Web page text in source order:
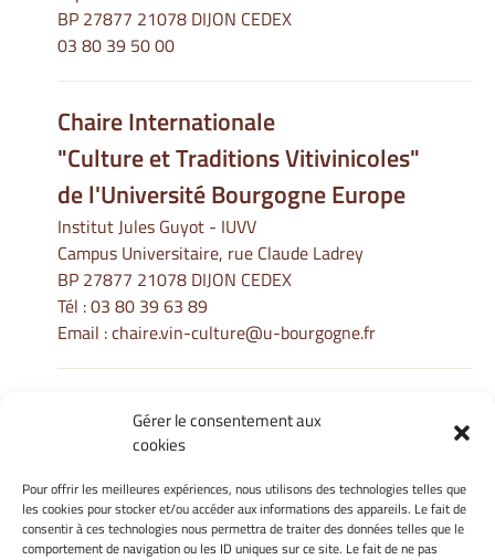
Gérer le consentement aux
cookies
Pour offrir les meilleures expériences, nous utilisons des technologies telles que
les cookies pour stocker et/ou accéder aux informations des appareils. Le fait de
consentir à ces technologies nous permettra de traiter des données telles que le
comportement de navigation ou les ID uniques sur ce site. Le fait de ne pas
BP 27877 21078 DIJON CEDEX
03 80 39 50 00
Chaire Internationale
"Culture et Traditions Vitivinicoles"
de l'Université Bourgogne Europe
Institut Jules Guyot - IUVV
Campus Universitaire, rue Claude Ladrey
BP 27877 21078 DIJON CEDEX
Tél :03 80 39 63 89
Email :chaire.vin-culture@u-bourgogne.fr
Informations Légales
Gérer mes cookies
Politique de cookies
Déclaration de confidentialité